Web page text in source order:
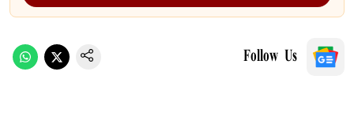
Follow Us